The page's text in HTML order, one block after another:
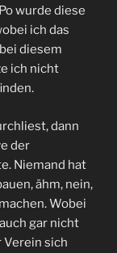
wurde diese
ich das
diesem
ich nicht
dann
der
Niemand hat
ähm, nein,
Wobei
gar nicht
Verein sich